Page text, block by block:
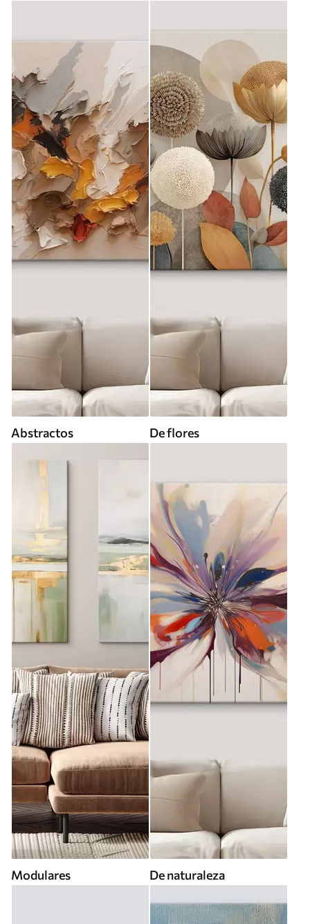
Abstractos De flores
Modulares De naturaleza